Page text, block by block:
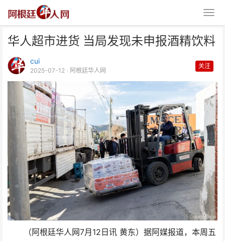
华人超市进货 当局发现未申报酒精饮料
cui
2025-07-12 · 阿根廷华人网
关注
（阿根廷华人网7月12日讯 黄东）据阿媒报道，本周五
华人超市进货 当局发现未申报酒
精饮料